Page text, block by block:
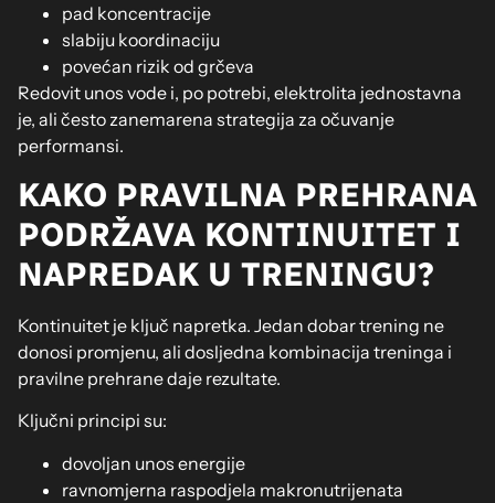
pad koncentracije
slabiju koordinaciju
povećan rizik od grčeva
Redovit unos vode i, po potrebi, elektrolita jednostavna
je, ali često zanemarena strategija za očuvanje
performansi.
KAKO PRAVILNA PREHRANA
PODRŽAVA KONTINUITET I
NAPREDAK U TRENINGU?
Kontinuitet je ključ napretka. Jedan dobar trening ne
donosi promjenu, ali dosljedna kombinacija treninga i
pravilne prehrane daje rezultate.
Ključni principi su:
dovoljan unos energije
ravnomjerna raspodjela makronutrijenata